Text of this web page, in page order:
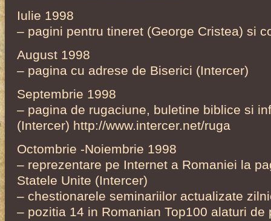
Iulie 1998
– pagini pentru tineret (George Cristea) si
August 1998
– pagina cu adrese de Biserici (Intercer)
Septembrie 1998
– pagina de rugaciune, buletine biblice si
(Intercer) http://www.intercer.net/ruga
Octombrie -Noiembrie 1998
– reprezentare pe Internet a Romaniei la
Statele Unite (Intercer)
– chestionarele seminariilor actualizate
– pozitia 14 in Romanian Top100 alaturi de